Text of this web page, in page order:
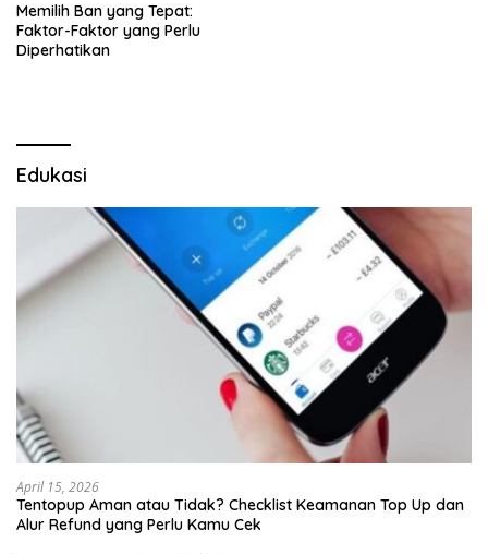
Memilih Ban yang Tepat:
Faktor-Faktor yang Perlu
Diperhatikan
Edukasi
April 15, 2026
Tentopup Aman atau Tidak? Checklist Keamanan Top Up dan
Alur Refund yang Perlu Kamu Cek